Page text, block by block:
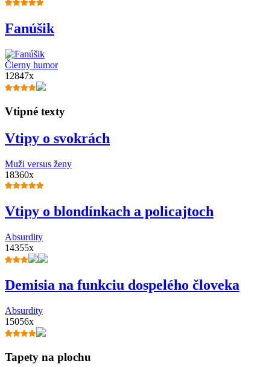
Fanúšik
Čierny humor
12847x
Vtipné texty
Vtipy o svokrách
Muži versus ženy
18360x
Vtipy o blondínkach a policajtoch
Absurdity
14355x
Demisia na funkciu dospelého človeka
Absurdity
15056x
Tapety na plochu